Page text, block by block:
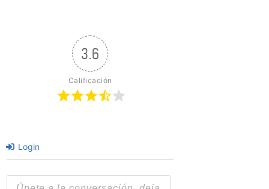
3.6
Calificación
Login